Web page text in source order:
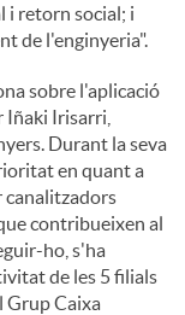
i retorn social; i
de l'enginyeria".
sobre l'aplicació
Iñaki Irisarri,
Durant la seva
en quant a
canalitzadors
contribueixen al
ho, s'ha
de les 5 filials
Grup Caixa